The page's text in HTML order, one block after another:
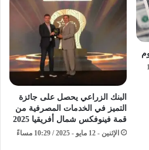
البنك الزراعي يحصل على جائزة
التميز في الخدمات المصرفية من
قمة فينوفكس شمال أفريقيا 2025
الإثنين - 12 مايو - 2025 / 10:29 مساءً